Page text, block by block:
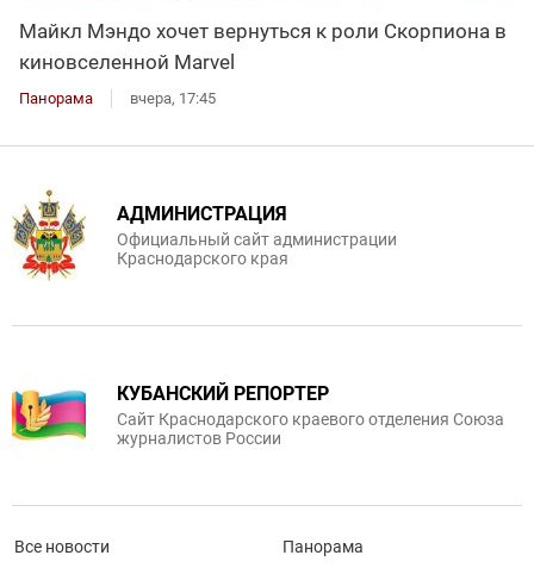
Майкл Мэндо хочет вернуться к роли Скорпиона в
киновселенной Marvel
Панорама вчера, 17:45
АДМИНИСТРАЦИЯ
Официальный сайт администрации
Краснодарского края
КУБАНСКИЙ РЕПОРТЕР
Сайт Краснодарского краевого отделения Союза
журналистов России
Все новости Панорама